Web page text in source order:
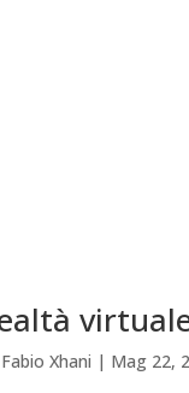
Fabio Xhani | Mag 22,